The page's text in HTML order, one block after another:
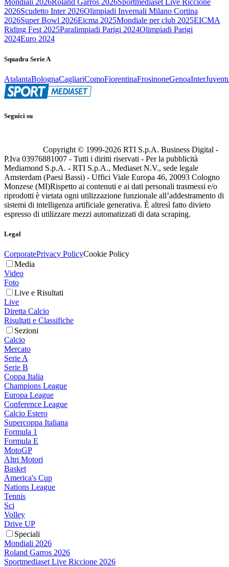
Mondiali 2026Roland Garros 2026Sportmediaset Live Riccione
2026Scudetto Inter 2026Olimpiadi Invernali Milano Cortina
2026Super Bowl 2026Eicma 2025Mondiale per club 2025EICMA
Riding Fest 2025Paralimpiadi Parigi 2024Olimpiadi Parigi
2024Euro 2024
Squadra Serie A
AtalantaBolognaCagliariComoFiorentinaFrosinoneGenoaInter
Seguici su
Copyright © 1999-2026 RTI S.p.A. Business Digital -
P.Iva 03976881007 - Tutti i diritti riservati - Per la pubblicità
Mediamond S.p.A. - RTI S.p.A., Mediaset N.V., sede legale
Amsterdam (Paesi Bassi) - Uffici Viale Europa 46, 20093 Cologno
Monzese (MI)Rispetto ai contenuti e ai dati personali trasmessi e/o
riprodotti è vietata ogni utilizzazione funzionale all’addestramento di
sistemi di intelligenza artificiale generativa. È altresì fatto divieto
espresso di utilizzare mezzi automatizzati di data scraping.
Legal
CorporatePrivacy PolicyCookie Policy
Media
Video
Foto
Live e Risultati
Live
Diretta Calcio
Risultati e Classifiche
Sezioni
Calcio
Mercato
Serie A
Serie B
Coppa Italia
Champions League
Europa League
Conference League
Calcio Estero
Supercoppa Italiana
Formula 1
Formula E
MotoGP
Altri Motori
Basket
America's Cup
Nations League
Tennis
Sci
Volley
Drive UP
Speciali
Mondiali 2026
Roland Garros 2026
Sportmediaset Live Riccione 2026